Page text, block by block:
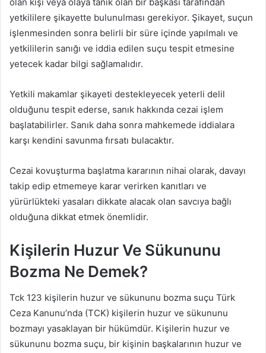
olan kişi veya olaya tanık olan bir başkası tarafından
yetkililere şikayette bulunulması gerekiyor. Şikayet, suçun
işlenmesinden sonra belirli bir süre içinde yapılmalı ve
yetkililerin sanığı ve iddia edilen suçu tespit etmesine
yetecek kadar bilgi sağlamalıdır.
Yetkili makamlar şikayeti destekleyecek yeterli delil
olduğunu tespit ederse, sanık hakkında cezai işlem
başlatabilirler. Sanık daha sonra mahkemede iddialara
karşı kendini savunma fırsatı bulacaktır.
Cezai kovuşturma başlatma kararının nihai olarak, davayı
takip edip etmemeye karar verirken kanıtları ve
yürürlükteki yasaları dikkate alacak olan savcıya bağlı
olduğuna dikkat etmek önemlidir.
Kişilerin Huzur Ve Sükununu
Bozma Ne Demek?
Tck 123 kişilerin huzur ve sükununu bozma suçu Türk
Ceza Kanunu’nda (TCK) kişilerin huzur ve sükununu
bozmayı yasaklayan bir hükümdür. Kişilerin huzur ve
sükununu bozma suçu, bir kişinin başkalarının huzur ve